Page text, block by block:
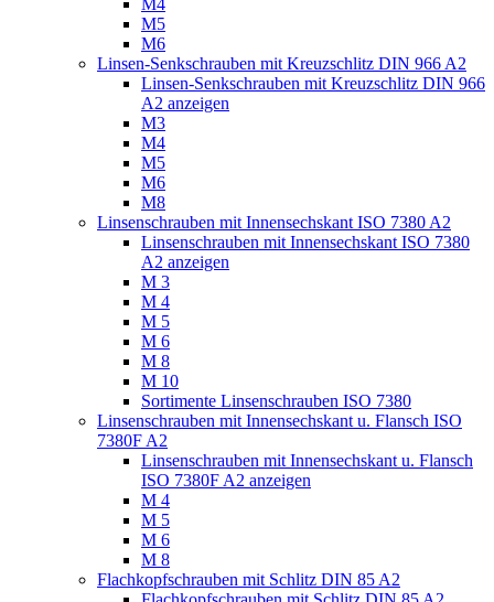
M5
M6
Linsen-Senkschrauben mit Kreuzschlitz DIN 966 A2
Linsen-Senkschrauben mit Kreuzschlitz DIN 966
A2 anzeigen
M3
M4
M5
M6
M8
Linsenschrauben mit Innensechskant ISO 7380 A2
Linsenschrauben mit Innensechskant ISO 7380
A2 anzeigen
M 3
M 4
M 5
M 6
M 8
M 10
Sortimente Linsenschrauben ISO 7380
Linsenschrauben mit Innensechskant u. Flansch ISO
7380F A2
Linsenschrauben mit Innensechskant u. Flansch
ISO 7380F A2 anzeigen
M 4
M 5
M 6
M 8
Flachkopfschrauben mit Schlitz DIN 85 A2